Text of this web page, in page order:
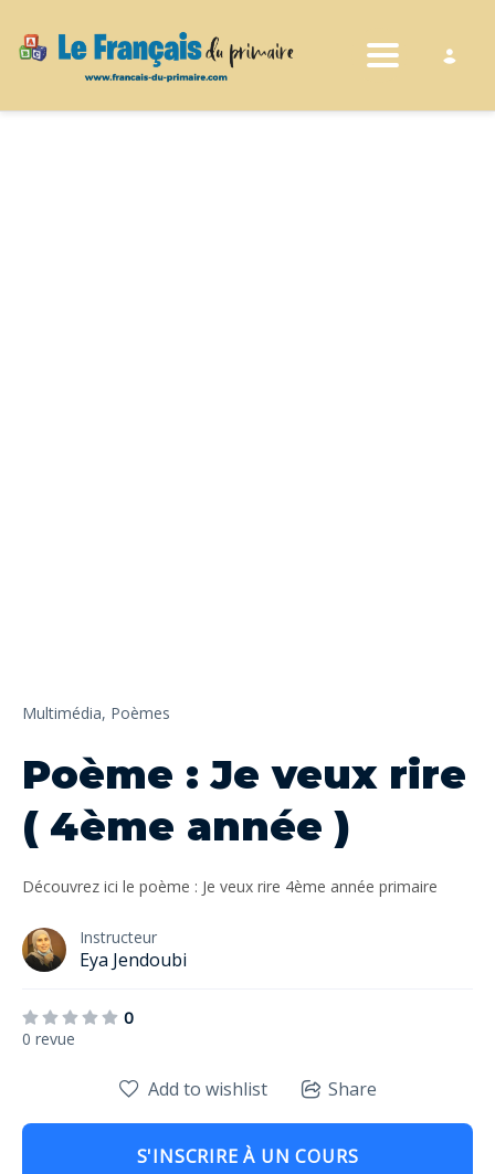
Toggle
Multimédia, Poèmes
Poème : Je veux rire
( 4ème année )
Découvrez ici le poème : Je veux rire 4ème année primaire
Instructeur
Eya Jendoubi
0
0 revue
Add to wishlist Share
S'INSCRIRE À UN COURS